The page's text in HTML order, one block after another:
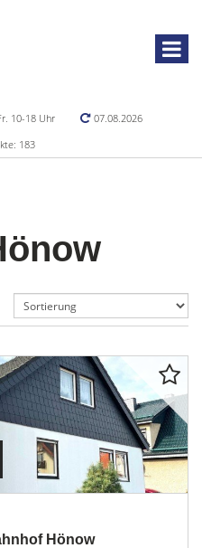
10-18 Uhr
07.08.2026
183
Hönow